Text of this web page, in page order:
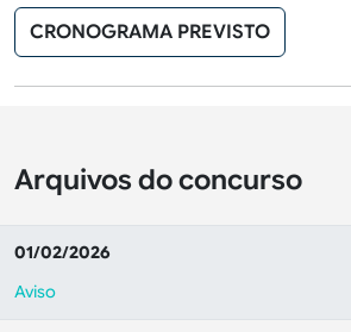
CRONOGRAMA PREVISTO
Arquivos do concurso
01/02/2026
Aviso